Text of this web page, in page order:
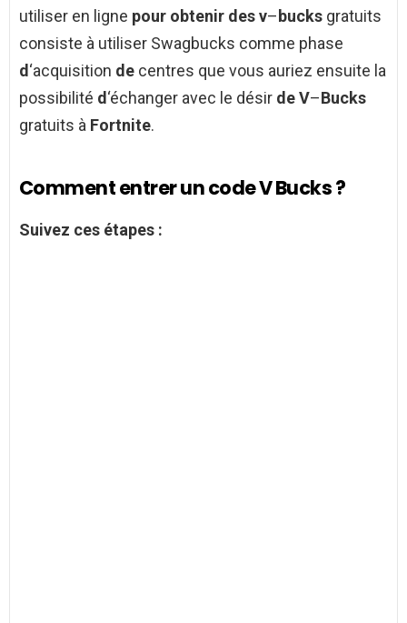
utiliser en ligne pour obtenir des v– bucks gratuits
consiste à utiliser Swagbucks comme phase
d ‘acquisition de centres que vous auriez ensuite la
possibilité d ‘échanger avec le désir de V–Bucks
gratuits à Fortnite.
Comment entrer un code V Bucks ?
Suivez ces étapes :